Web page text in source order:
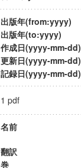
出版年(from:yyyy)
出版年(to:yyyy)
作成日(yyyy-mm-dd)
更新日(yyyy-mm-dd)
記録日(yyyy-mm-dd)
1 pdf
名前
翻訳
巻